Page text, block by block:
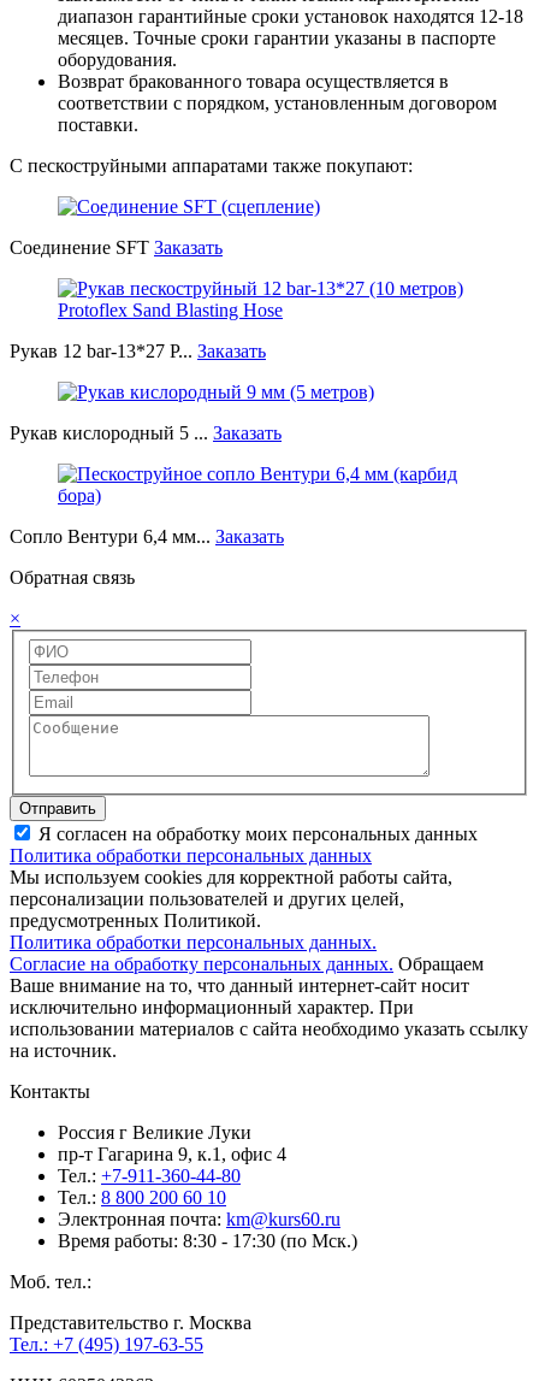
диапазон гарантийные сроки установок находятся 12-18
месяцев. Точные сроки гарантии указаны в паспорте
оборудования.
Возврат бракованного товара осуществляется в
соответствии с порядком, установленным договором
поставки.
С пескоструйными аппаратами также покупают:
Соединение SFT Заказать
Рукав 12 bar-13*27 P... Заказать
Рукав кислородный 5 ... Заказать
Сопло Вентури 6,4 мм... Заказать
Обратная связь
×
Отправить
Я согласен на обработку моих персональных данных
Политика обработки персональных данных
Мы используем cookies для корректной работы сайта,
персонализации пользователей и других целей,
предусмотренных Политикой.
Политика обработки персональных данных.
Согласие на обработку персональных данных. Обращаем
Ваше внимание на то, что данный интернет-сайт носит
исключительно информационный характер. При
использовании материалов c сайта необходимо указать ссылку
на источник.
Контакты
Россия г Великие Луки
пр-т Гагарина 9, к.1, офис 4
Тел.: +7-911-360-44-80
Тел.: 8 800 200 60 10
Электронная почта: km@kurs60.ru
Время работы: 8:30 - 17:30 (по Мск.)
Моб. тел.:
Представительство г. Москва
Тел.: +7 (495) 197-63-55